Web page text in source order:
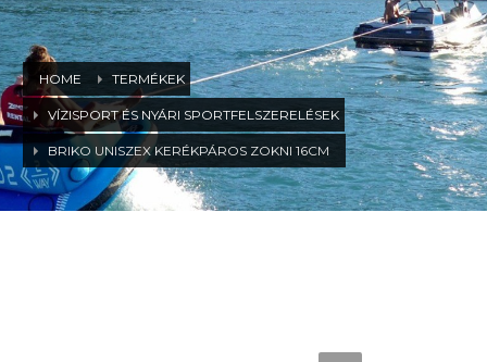
HOME TERMÉKEK
VÍZISPORT ÉS NYÁRI SPORTFELSZERELÉSEK
BRIKO UNISZEX KERÉKPÁROS ZOKNI 16CM